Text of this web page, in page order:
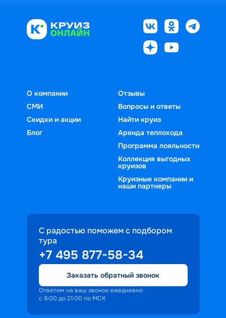
О компании
СМИ
Скидки и акции
Блог
Отзывы
Вопросы и ответы
Найти круиз
Аренда теплохода
Программа лояльности
Коллекция выгодных
круизов
Круизные компании и
наши партнеры
С радостью поможем с подбором
тура
+7 495 877-58-34
Заказать обратный звонок
Ответим на ваш звонок ежедневно
с 8:00 до 21:00 по МСК